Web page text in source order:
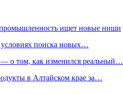
ищет новые ниши
поиска новых…
о том, как изменился реальный…
в Алтайском крае за…